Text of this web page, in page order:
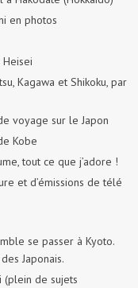
en photos
Kagawa et Shikoku, par
voyage sur le Japon
Kobe
tout ce que j’adore !
et d’émissions de télé
se passer à Kyoto.
Japonais.
de sujets